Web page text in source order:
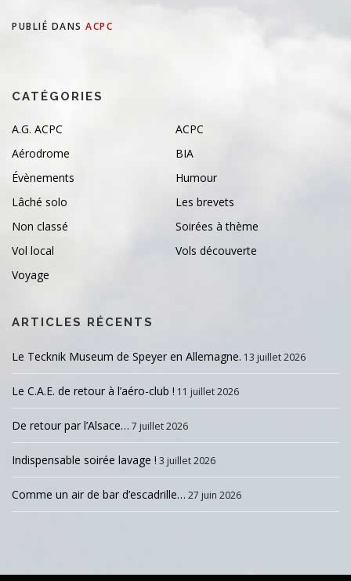
PUBLIÉ DANS ACPC
CATÉGORIES
A.G. ACPC
ACPC
Aérodrome
BIA
Évènements
Humour
Lâché solo
Les brevets
Non classé
Soirées à thème
Vol local
Vols découverte
Voyage
ARTICLES RÉCENTS
Le Tecknik Museum de Speyer en Allemagne. 13 juillet 2026
Le C.A.E. de retour à l’aéro-club ! 11 juillet 2026
De retour par l’Alsace… 7 juillet 2026
Indispensable soirée lavage ! 3 juillet 2026
Comme un air de bar d’escadrille… 27 juin 2026